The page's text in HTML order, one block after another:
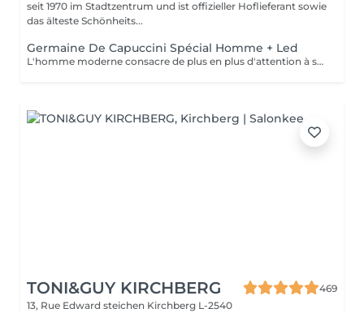
seit 1970 im Stadtzentrum und ist offizieller Hoflieferant sowie
das älteste Schönheits...
Germaine De Capuccini Spécial Homme + Led
L'homme moderne consacre de plus en plus d'attention à son apparence , ce soin réparateur enlève les toxines, renforce la peau , est apaisant et rafraichissant.
TONI&GUY KIRCHBERG
469
13, Rue Edward steichen Kirchberg L-2540